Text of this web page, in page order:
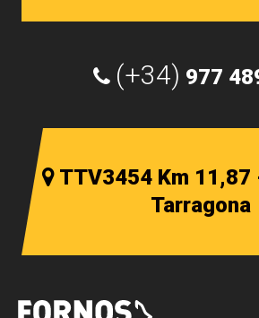
(+34) 977
TTV3454 Km 11,87
Tarragona